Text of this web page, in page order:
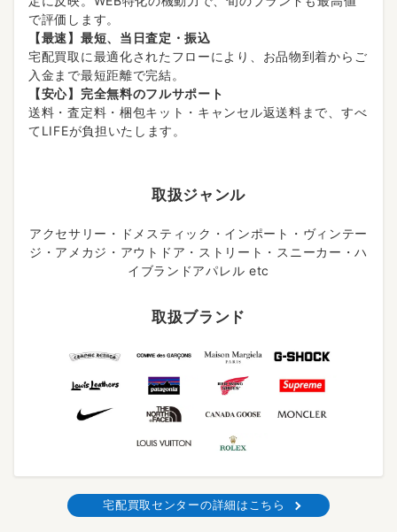
で評価します。
【最速】最短、当日査定・振込
宅配買取に最適化されたフローにより、お品物到着からご
入金まで最短距離で完結。
【安心】完全無料のフルサポート
送料・査定料・梱包キット・キャンセル返送料まで、すべ
てLIFEが負担いたします。
取扱ジャンル
アクセサリー・ドメスティック・インポート・ヴィンテー
ジ・アメカジ・アウトドア・ストリート・スニーカー・ハ
イブランドアパレル etc
取扱ブランド
宅配買取センターの詳細はこちら